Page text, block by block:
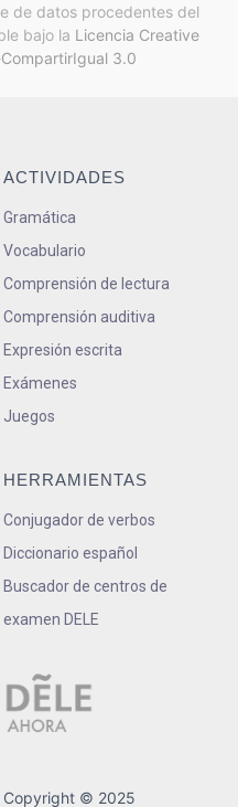
de datos procedentes del
bajo la Licencia Creative
3.0
ACTIVIDADES
Gramática
Vocabulario
Comprensión de lectura
Comprensión auditiva
Expresión escrita
Exámenes
Juegos
HERRAMIENTAS
Conjugador de verbos
Diccionario español
Buscador de centros de
examen DELE
Copyright © 2025